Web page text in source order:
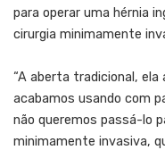
para operar uma hérnia
cirurgia minimamente
“A aberta tradicional,
acabamos usando com
não queremos passá-lo
minimamente invasiva,